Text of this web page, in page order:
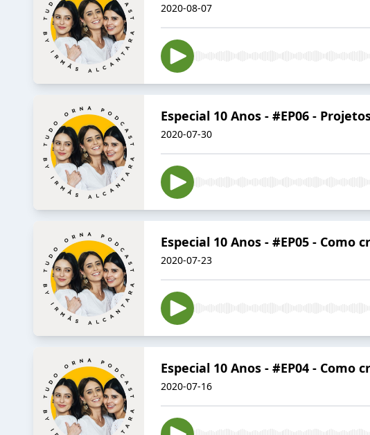
2020-08-07
Especial 10 Anos - #EP06 -
2020-07-30
Especial 10 Anos - #EP05 - Como
2020-07-23
Especial 10 Anos - #EP04 - Como
2020-07-16